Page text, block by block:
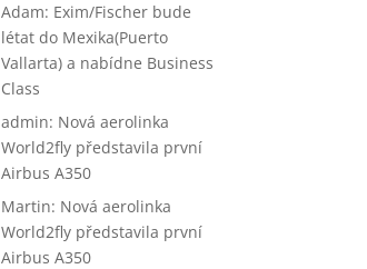
Adam: Exim/Fischer bude
létat do Mexika(Puerto
Vallarta) a nabídne Business
Class
admin: Nová aerolinka
World2fly představila první
Airbus A350
Martin: Nová aerolinka
World2fly představila první
Airbus A350